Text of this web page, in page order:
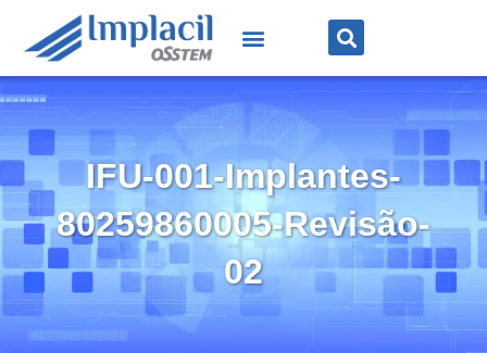
IFU-001-Implantes-
80259860005-Revisão-
02